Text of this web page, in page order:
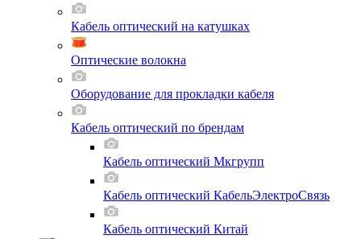
Кабель оптический на катушках
Оптические волокна
Оборудование для прокладки кабеля
Кабель оптический по брендам
Кабель оптический Мкгрупп
Кабель оптический КабельЭлектроСвязь
Кабель оптический Китай